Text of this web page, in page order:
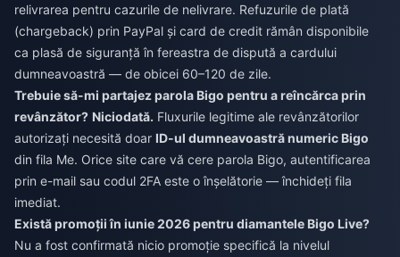
relivrarea pentru cazurile de nelivrare. Refuzurile de plată
(chargeback) prin PayPal și card de credit rămân disponibile
ca plasă de siguranță în fereastra de dispută a cardului
dumneavoastră — de obicei 60–120 de zile.
Trebuie să-mi partajez parola Bigo pentru a reîncărca prin
revânzător? Niciodată. Fluxurile legitime ale revânzătorilor
autorizați necesită doar ID-ul dumneavoastră numeric Bigo
din fila Me. Orice site care vă cere parola Bigo, autentificarea
prin e-mail sau codul 2FA este o înșelătorie — închideți fila
imediat.
Există promoții în iunie 2026 pentru diamantele Bigo Live?
Nu a fost confirmată nicio promoție specifică la nivelul